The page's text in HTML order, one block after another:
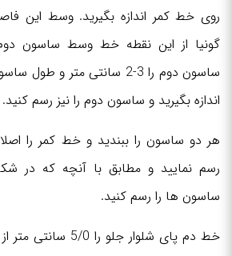
روی خط کمر اندازه بگیرید. وسط این
گونیا از این نقطه خط وسط ساسون
اندازه بگیرید و ساسون دوم را نیز رسم کنید.
هر دو ساسون را ببندید و خط کمر را
ساسون ها را رسم کنید.
خط دم پای شلوار جلو